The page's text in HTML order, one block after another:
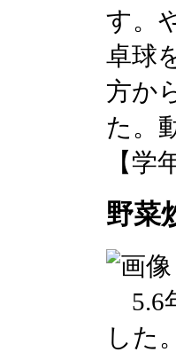
す。
卓球
方か
た。
【学
野菜
5.6
した